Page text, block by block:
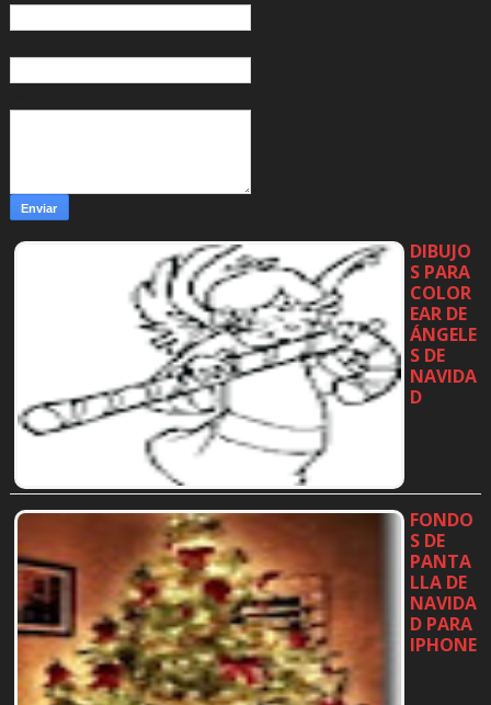
DIBUJO
S PARA
COLOR
EAR DE
ÁNGELE
S DE
NAVIDA
D
FONDO
S DE
PANTA
LLA DE
NAVIDA
D PARA
IPHONE